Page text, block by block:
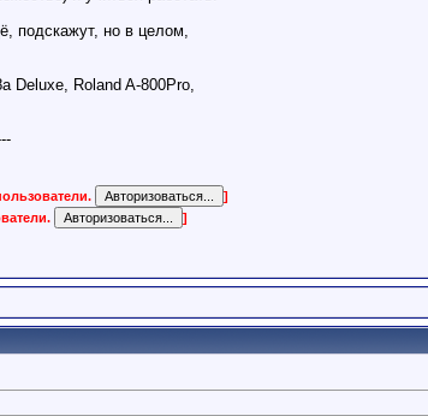
подскажут, но в целом,
Deluxe, Roland A-800Pro,
]
]